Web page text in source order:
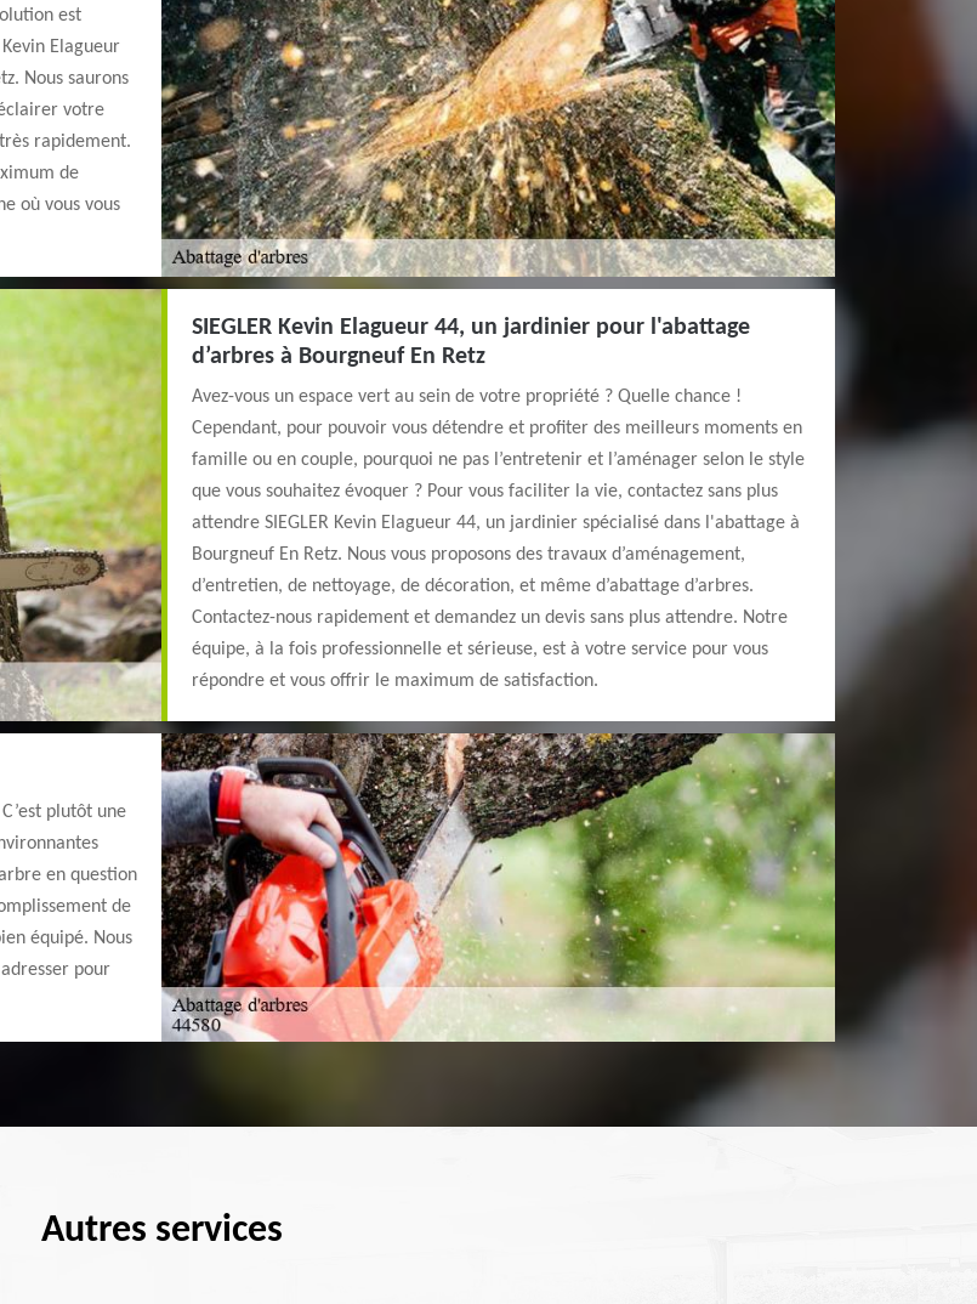
est
Elagueur
Nous saurons
votre
rapidement.
de
où vous vous
SIEGLER Kevin Elagueur 44, un jardinier pour l'abattage
d’arbres à Bourgneuf En Retz
Avez-vous un espace vert au sein de votre propriété ? Quelle chance !
Cependant, pour pouvoir vous détendre et profiter des meilleurs moments en
famille ou en couple, pourquoi ne pas l’entretenir et l’aménager selon le style
que vous souhaitez évoquer ? Pour vous faciliter la vie, contactez sans plus
attendre SIEGLER Kevin Elagueur 44, un jardinier spécialisé dans l'abattage à
Bourgneuf En Retz. Nous vous proposons des travaux d’aménagement,
d’entretien, de nettoyage, de décoration, et même d’abattage d’arbres.
Contactez-nous rapidement et demandez un devis sans plus attendre. Notre
équipe, à la fois professionnelle et sérieuse, est à votre service pour vous
répondre et vous offrir le maximum de satisfaction.
plutôt une
en question
de
équipé. Nous
pour
Autres services